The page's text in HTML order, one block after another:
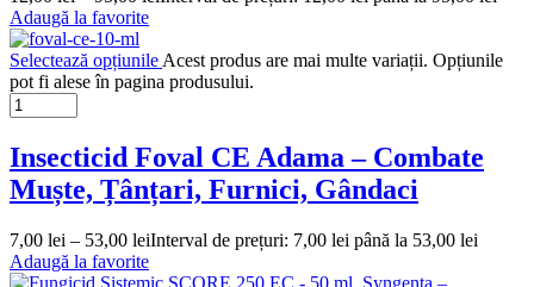
Adaugă la favorite
Selectează opțiunile Acest produs are mai multe variații. Opțiunile
pot fi alese în pagina produsului.
Insecticid Foval CE Adama – Combate
Muște, Țânțari, Furnici, Gândaci
7,00 lei – 53,00 leiInterval de prețuri: 7,00 lei până la 53,00 lei
Adaugă la favorite